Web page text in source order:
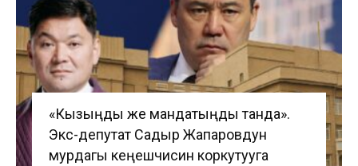
«Кызыңды же мандатыңды танда».
Экс-депутат Садыр Жапаровдун
мурдагы кеңешчисин коркутууга